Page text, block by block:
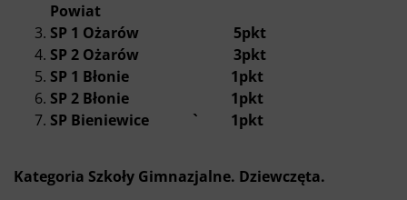
Powiat
SP 1 Ożarów 5pkt
SP 2 Ożarów 3pkt
SP 1 Błonie 1pkt
SP 2 Błonie 1pkt
SP Bieniewice ` 1pkt
Kategoria Szkoły Gimnazjalne. Dziewczęta.